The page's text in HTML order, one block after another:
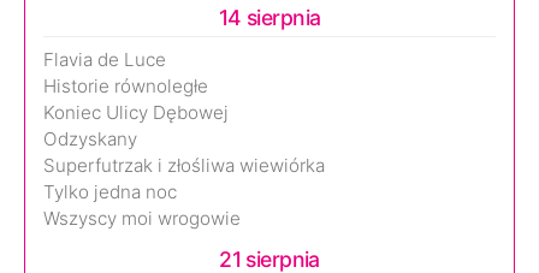
14 sierpnia
Flavia de Luce
Historie równoległe
Koniec Ulicy Dębowej
Odzyskany
Superfutrzak i złośliwa wiewiórka
Tylko jedna noc
Wszyscy moi wrogowie
21 sierpnia